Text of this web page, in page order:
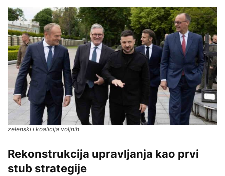
zelenski i koalicija voljnih
Rekonstrukcija upravljanja kao prvi
stub strategije